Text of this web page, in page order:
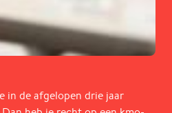
in de afgelopen drie jaar